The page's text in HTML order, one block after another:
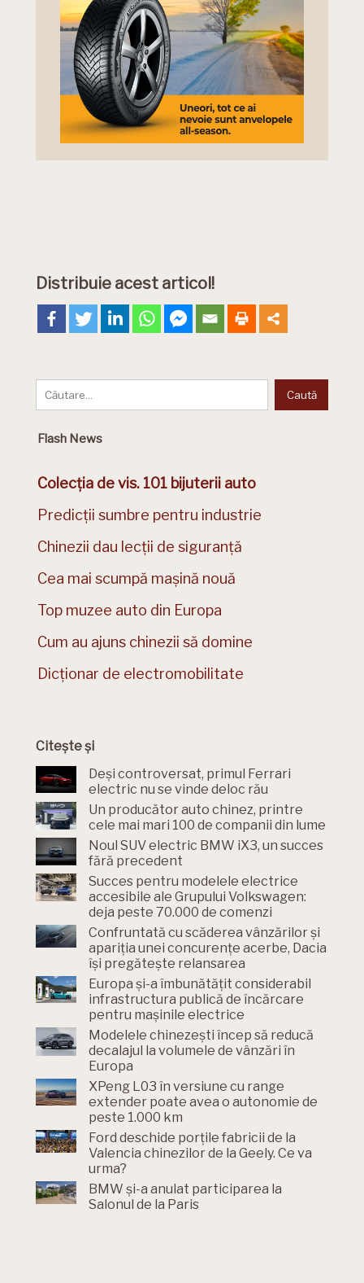
Distribuie acest articol!
Flash News
Colecția de vis. 101 bijuterii auto
Predicții sumbre pentru industrie
Chinezii dau lecții de siguranță
Cea mai scumpă mașină nouă
Top muzee auto din Europa
Cum au ajuns chinezii să domine
Dicționar de electromobilitate
Citește și
Deși controversat, primul Ferrari
electric nu se vinde deloc rău
Un producător auto chinez, printre
cele mai mari 100 de companii din lume
Noul SUV electric BMW iX3, un succes
fără precedent
Succes pentru modelele electrice
accesibile ale Grupului Volkswagen:
deja peste 70.000 de comenzi
Confruntată cu scăderea vânzărilor și
apariția unei concurențe acerbe, Dacia
își pregătește relansarea
Europa și-a îmbunătățit considerabil
infrastructura publică de încărcare
pentru mașinile electrice
Modelele chinezești încep să reducă
decalajul la volumele de vânzări în
Europa
XPeng L03 în versiune cu range
extender poate avea o autonomie de
peste 1.000 km
Ford deschide porțile fabricii de la
Valencia chinezilor de la Geely. Ce va
urma?
BMW și-a anulat participarea la
Salonul de la Paris